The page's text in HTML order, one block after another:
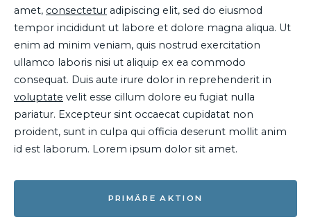
amet, consectetur adipiscing elit, sed do eiusmod
tempor incididunt ut labore et dolore magna aliqua. Ut
enim ad minim veniam, quis nostrud exercitation
ullamco laboris nisi ut aliquip ex ea commodo
consequat. Duis aute irure dolor in reprehenderit in
voluptate velit esse cillum dolore eu fugiat nulla
pariatur. Excepteur sint occaecat cupidatat non
proident, sunt in culpa qui officia deserunt mollit anim
id est laborum. Lorem ipsum dolor sit amet.
PRIMÄRE AKTION